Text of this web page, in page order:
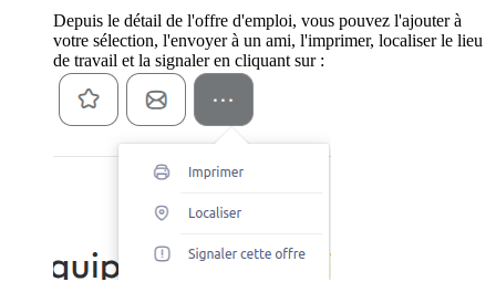
Depuis le détail de l'offre d'emploi, vous pouvez l'ajouter à
votre sélection, l'envoyer à un ami, l'imprimer, localiser le lieu
de travail et la signaler en cliquant sur :